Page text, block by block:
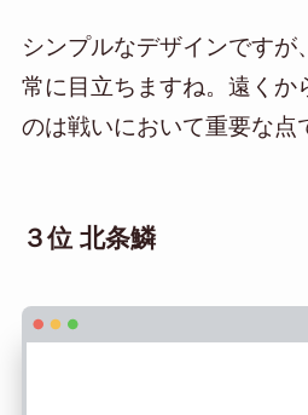
シンプルなデザインですが
常に目立ちますね。遠くか
のは戦いにおいて重要な点
３位 北条鱗